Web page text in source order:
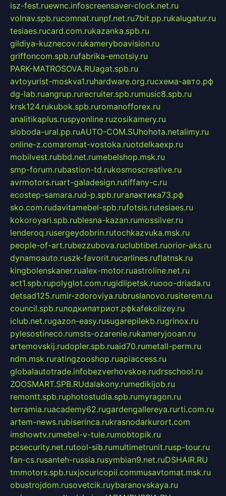
isz-fest.ruewnc.infoscreensaver-clock.net.ru
volnav.spb.rucomnat.runpf.net.ru7bit.pp.rukalugatur.ru
tesiaes.rucard.com.rukazanka.spb.ru
gildiya-kuznecov.rukameryboavision.ru
griffoncom.spb.rufabrika-emotsiy.ru
PARK-MATROSOVA.RUagat.spb.ru
avtoyurist-moskva1.ruhardware.org.ruсхема-авто.рф
dg-lab.ruangrup.rurecruiter.spb.rumusic8.spb.ru
krsk124.rukubok.spb.ruromanofforex.ru
analitikaplus.ruspyonline.ruzosikamery.ru
sloboda-ural.pp.ruAUTO-COM.SUhohota.netalimy.ru
online-z.comaromat-vostoka.ruotdelkaexp.ru
mobilvest.rubbd.net.rumebelshop.msk.ru
smp-forum.rubastion-td.rukosmoscreative.ru
avrmotors.ruart-galadesign.rutiffany-c.ru
ecostep-samara.rud-p.spb.ruгалактика73.рф
sko.com.rudavitamebel-spb.rufotsis.rutesiaes.ru
kokoroyari.spb.rublesna-kazan.rumossilver.ru
lenderoq.rusergeydobrin.rutochkazvuka.msk.ru
people-of-art.rubezzubova.ruclubtibet.ruorior-aks.ru
dynamoauto.ruszk-favorit.rucarlines.ruflatnsk.ru
kingbolenskaner.rualex-motor.ruastroline.net.ru
act1.spb.rupolyglot.com.rugidlipetsk.ruooo-driada.ru
detsad125.rumir-zdoroviya.rubruslanovo.rusiterem.ru
council.spb.ruлодкипатриот.рфkafekolizey.ru
iclub.net.rugazon-easy.rusugarepilekb.rugrinox.ru
pylesostineco.rumsts-ozarenie.rukameryjooan.ru
artemovskij.rudopler.spb.ruaid70.rumetall-perm.ru
ndm.msk.ruratingzooshop.ruapiaccess.ru
globalautotrade.infobezverhovskoe.rudrsschool.ru
ZOOSMART.SPB.RUdalakony.rumedikijob.ru
remontt.spb.ruphotostudia.spb.rumyragon.ru
terramia.ruacademy62.rugardengallereya.rurti.com.ru
artem-news.rubiserinca.rukrasnodarkurort.com
imshowtv.rumebel-v-tule.rumobtopik.ru
pcsecurity.net.rutool-sib.rumultimetrunit.rusp-tour.ru
fan-cs.rusanteh-russia.rusymbian9.net.ruDSHAIR.RU
tmmotors.spb.ruxjocuricopii.commusavtomat.msk.ru
obustrojdom.rusovetcik.ruybaranovskaya.ru